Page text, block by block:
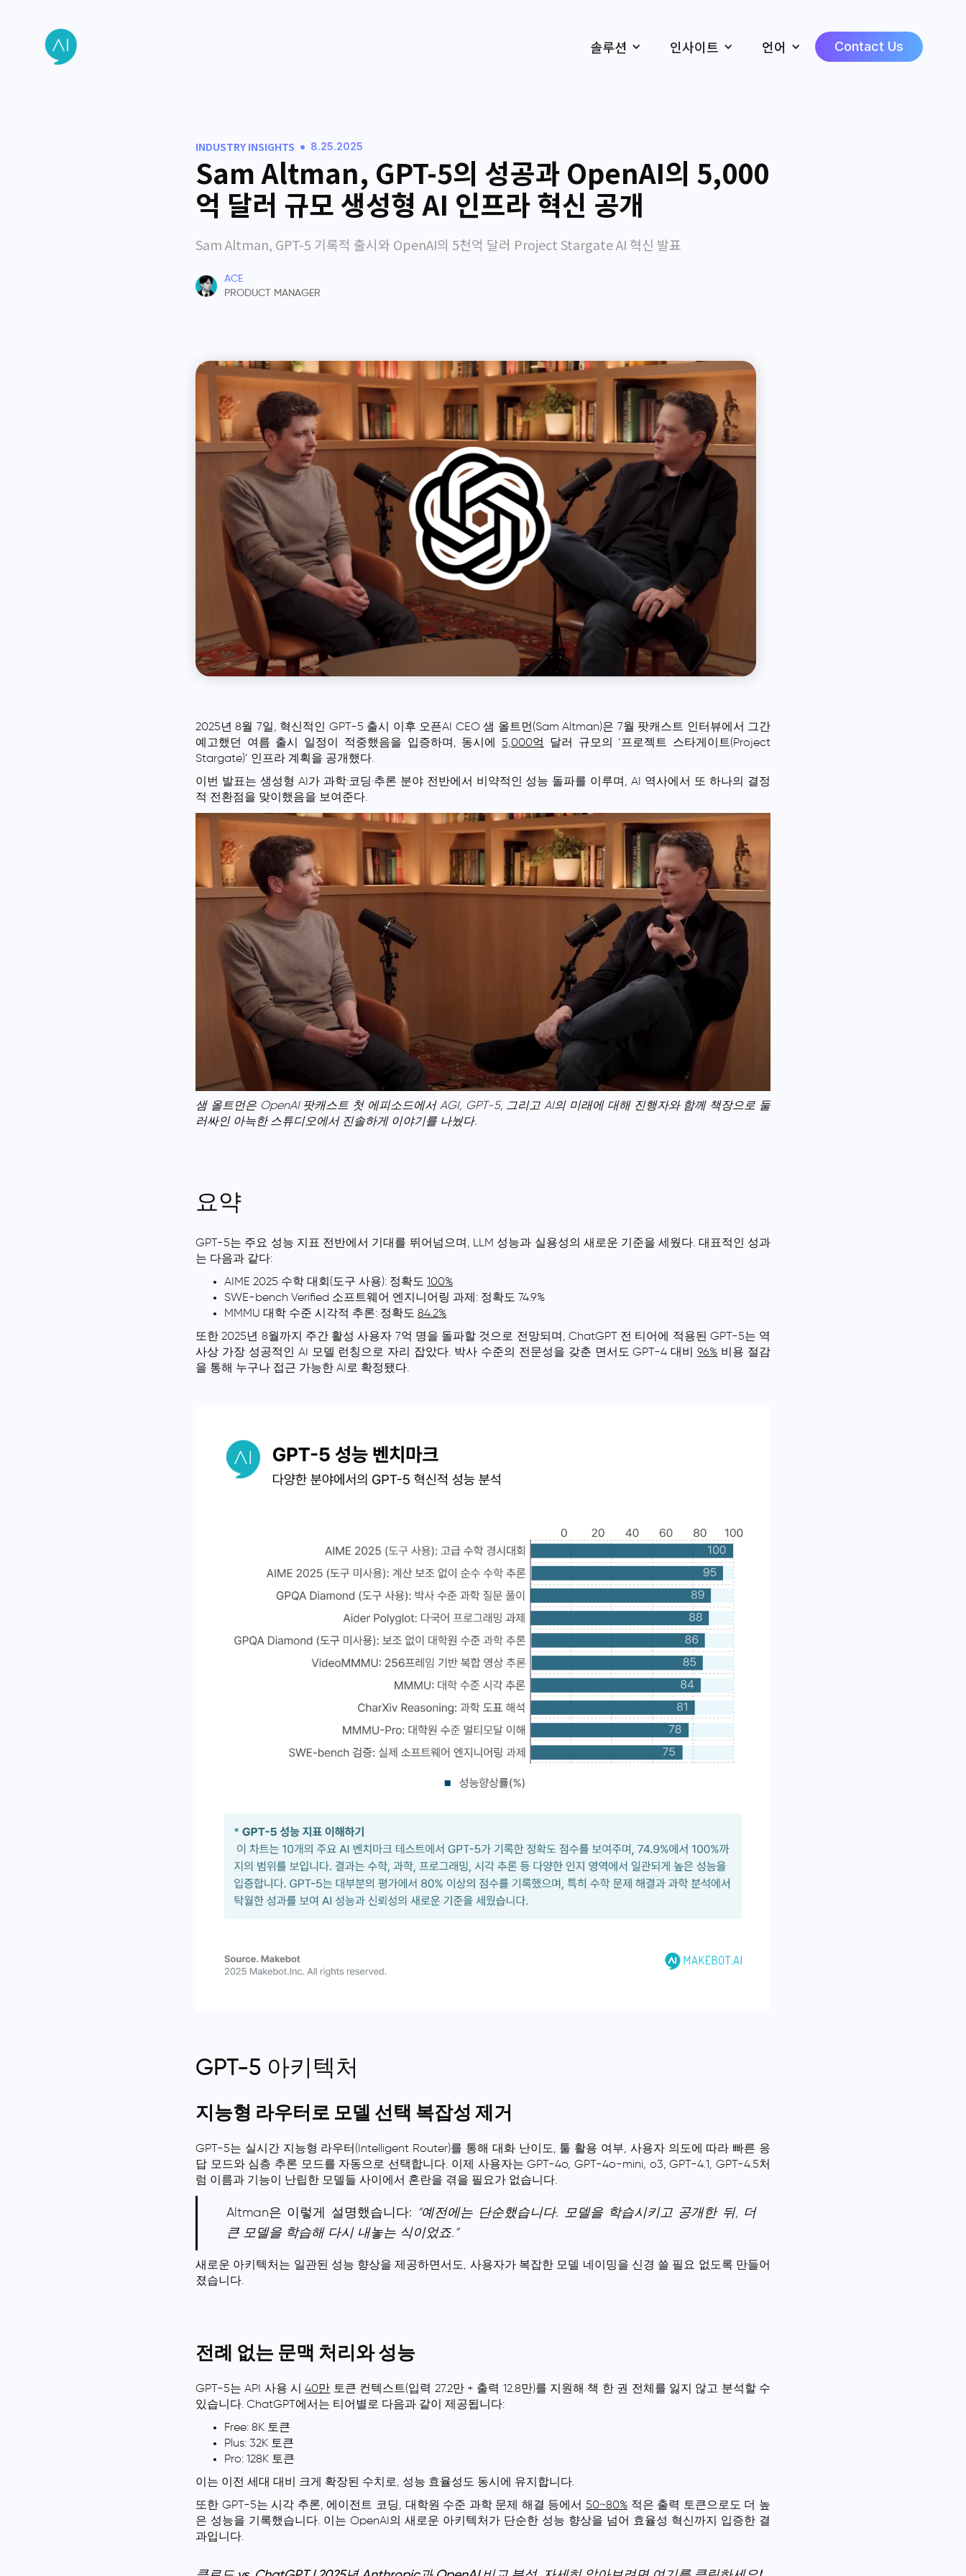
솔루션 인사이트 언어 Contact Us
INDUSTRY INSIGHTS • 8.25.2025
Sam Altman, GPT-5의 성공과 OpenAI의 5,000
억 달러 규모 생성형 AI 인프라 혁신 공개
Sam Altman, GPT-5 기록적 출시와 OpenAI의 5천억 달러 Project Stargate AI 혁신 발표
ACE
PRODUCT MANAGER
2025년 8월 7일, 혁신적인 GPT-5 출시 이후 오픈AI CEO 샘 올트먼(Sam Altman)은 7월 팟캐스트 인터뷰에서 그간
예고했던 여름 출시 일정이 적중했음을 입증하며, 동시에 5,000억
달러 규모의 ‘프로젝트 스타게이트(Project
Stargate)’ 인프라 계획을 공개했다.
이번 발표는 생성형 AI가 과학·코딩·추론 분야 전반에서 비약적인 성능 돌파를 이루며, AI 역사에서 또 하나의 결정
적 전환점을 맞이했음을 보여준다.
샘 올트먼은 OpenAI 팟캐스트 첫 에피소드에서 AGI, GPT-5, 그리고 AI의 미래에 대해 진행자와 함께 책장으로 둘
러싸인 아늑한 스튜디오에서 진솔하게 이야기를 나눴다.
요약
GPT-5는 주요 성능 지표 전반에서 기대를 뛰어넘으며, LLM 성능과 실용성의 새로운 기준을 세웠다. 대표적인 성과
는 다음과 같다:
AIME 2025 수학 대회(도구 사용): 정확도 100%
SWE-bench Verified 소프트웨어 엔지니어링 과제: 정확도 74.9%
MMMU 대학 수준 시각적 추론: 정확도 84.2%
또한 2025년 8월까지 주간 활성 사용자 7억 명을 돌파할 것으로 전망되며, ChatGPT 전 티어에 적용된 GPT-5는 역
사상 가장 성공적인 AI 모델 런칭으로 자리 잡았다. 박사 수준의 전문성을 갖춘 면서도 GPT-4 대비96% 비용 절감
을 통해 누구나 접근 가능한 AI로 확정됐다.
GPT-5 아키텍처
지능형 라우터로 모델 선택 복잡성 제거
GPT-5는 실시간 지능형 라우터(Intelligent Router)를 통해 대화 난이도, 툴 활용 여부, 사용자 의도에 따라 빠른 응
답 모드와 심층 추론 모드를 자동으로 선택합니다. 이제 사용자는 GPT-4o, GPT-4o-mini, o3, GPT-4.1, GPT-4.5처
럼 이름과 기능이 난립한 모델들 사이에서 혼란을 겪을 필요가 없습니다.
Altman은 이렇게 설명했습니다: “예전에는 단순했습니다. 모델을 학습시키고 공개한 뒤, 더
큰 모델을 학습해 다시 내놓는 식이었죠.”
새로운 아키텍처는 일관된 성능 향상을 제공하면서도, 사용자가 복잡한 모델 네이밍을 신경 쓸 필요 없도록 만들어
졌습니다.
전례 없는 문맥 처리와 성능
GPT-5는 API 사용 시40만 토큰 컨텍스트(입력 27.2만 + 출력 12.8만)를 지원해 책 한 권 전체를 잃지 않고 분석할 수
있습니다. ChatGPT에서는 티어별로 다음과 같이 제공됩니다:
Free: 8K 토큰
Plus: 32K 토큰
Pro: 128K 토큰
이는 이전 세대 대비 크게 확장된 수치로, 성능 효율성도 동시에 유지합니다.
또한 GPT-5는 시각 추론, 에이전트 코딩, 대학원 수준 과학 문제 해결 등에서 50~80% 적은 출력 토큰으로도 더 높
은 성능을 기록했습니다. 이는 OpenAI의 새로운 아키텍처가 단순한 성능 향상을 넘어 효율성 혁신까지 입증한 결
과입니다.